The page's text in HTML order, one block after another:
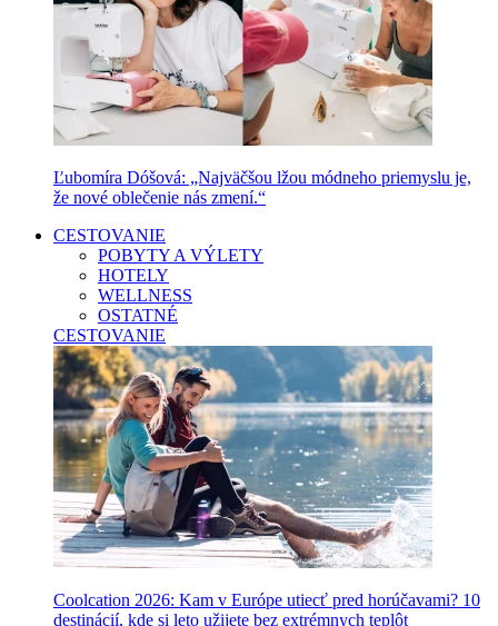
Ľubomíra Dóšová: „Najväčšou lžou módneho priemyslu je,
že nové oblečenie nás zmení.“
CESTOVANIE
POBYTY A VÝLETY
HOTELY
WELLNESS
OSTATNÉ
CESTOVANIE
Coolcation 2026: Kam v Európe utiecť pred horúčavami? 10
destinácií, kde si leto užijete bez extrémnych teplôt